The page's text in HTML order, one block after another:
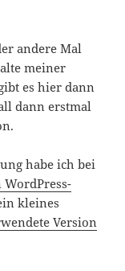
andere Mal
meiner
es hier dann
dann erstmal
habe ich bei
WordPress-
kleines
Version